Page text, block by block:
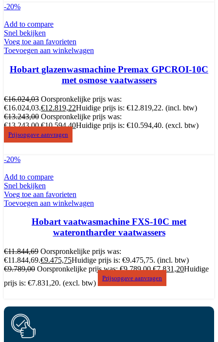
-20%
Add to compare
Snel bekijken
Voeg toe aan favorieten
Toevoegen aan winkelwagen
Hobart glazenwasmachine Premax GPCROI-10C
met osmose vaatwassers
€16.024,03 Oorspronkelijke prijs was:
€16.024,03.€12.819,22Huidige prijs is: €12.819,22. (incl. btw)
€13.243,00 Oorspronkelijke prijs was:
€13.243,00.€10.594,40Huidige prijs is: €10.594,40. (excl. btw)
Prijsopgave aanvragen
-20%
Add to compare
Snel bekijken
Voeg toe aan favorieten
Toevoegen aan winkelwagen
Hobart vaatwasmachine FXS-10C met
waterontharder vaatwassers
€11.844,69 Oorspronkelijke prijs was:
€11.844,69.€9.475,75Huidige prijs is: €9.475,75. (incl. btw)
€9.789,00 Oorspronkelijke prijs was: €9.789,00.€7.831,20Huidige
prijs is: €7.831,20. (excl. btw)
Prijsopgave aanvragen